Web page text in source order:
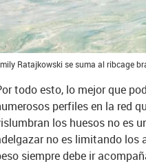
Ratajkowski se suma al ribcage
todo esto, lo mejor que
perfiles en la red
los huesos no es
no es limitando los
siempre debe ir